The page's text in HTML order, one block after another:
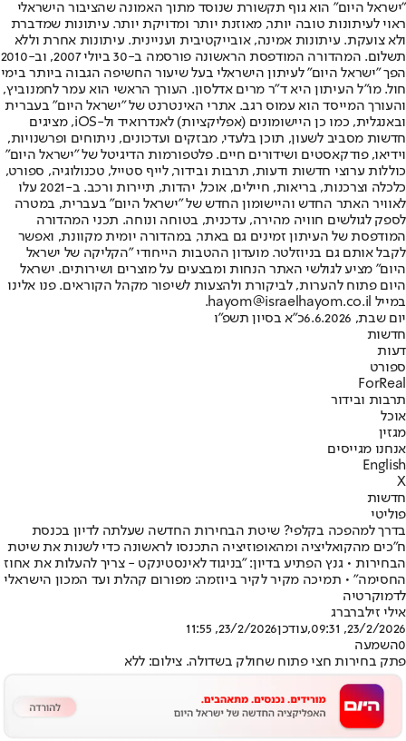
"ישראל היום" הוא גוף תקשורת שנוסד מתוך האמונה שהציבור הישראלי
ראוי לעיתונות טובה יותר, מאוזנת יותר ומדויקת יותר. עיתונות שמדברת
ולא צועקת. עיתונות אמינה, אובייקטיבית ועניינית. עיתונות אחרת וללא
תשלום. המהדורה המודפסת הראשונה פורסמה ב-30 ביולי 2007, וב-2010
הפך "ישראל היום" לעיתון הישראלי בעל שיעור החשיפה הגבוה ביותר בימי
חול. מו"ל העיתון היא ד"ר מרים אדלסון. העורך הראשי הוא עמר לחמנוביץ,
והעורך המייסד הוא עמוס רגב. אתרי האינטרנט של "ישראל היום" בעברית
ובאנגלית, כמו כן היישומונים (אפליקציות) לאנדרואיד ול-iOS, מציגים
חדשות מסביב לשעון, תוכן בלעדי, מבזקים ועדכונים, ניתוחים ופרשנויות,
וידיאו, פודקאסטים ושידורים חיים. פלטפורמות הדיגיטל של "ישראל היום"
כוללות ערוצי חדשות ודעות, תרבות ובידור, לייף סטייל, טכנולוגיה, ספורט,
כלכלה וצרכנות, בריאות, חיילים, אוכל, יהדות, תיירות ורכב. ב-2021 עלו
לאוויר האתר החדש והיישומון החדש של "ישראל היום" בעברית, במטרה
לספק לגולשים חוויה מהירה, עדכנית, בטוחה ונוחה. תכני המהדורה
המודפסת של העיתון זמינים גם באתר, במהדורה יומית מקוונת, ואפשר
לקבל אותם גם בניוזלטר. מועדון ההטבות הייחודי "הקליקה של ישראל
היום" מציע לגולשי האתר הנחות ומבצעים על מוצרים ושירותים. ישראל
היום פתוח להערות, לביקורת ולהצעות לשיפור מקהל הקוראים. פנו אלינו
במייל hayom@israelhayom.co.il.
יום שבת, 6.6.2026
כ"א בסיון תשפ"ו
חדשות
דעות
ספורט
ForReal
תרבות ובידור
אוכל
מגזין
אנחנו מגייסים
English
X
חדשות
פוליטי
בדרך למהפכה בקלפי? שיטת הבחירות החדשה שעלתה לדיון בכנסת
ח"כים מהקואליציה ומהאופוזיציה התכנסו לראשונה כדי לשנות את שיטת
הבחירות • גנץ הפתיע בדיון: "בניגוד לאינסטינקט - צריך להעלות את אחוז
החסימה" • תמיכה מקיר לקיר ביוזמה: מפורום קהלת ועד המכון הישראלי
לדמוקרטיה
אילי זילברברג
23/2/2026, 09:31
,עודכן23/2/2026, 11:55
0השמעה
פתק בחירות חצי פתוח שחולק בשדולה. צילום: ללא